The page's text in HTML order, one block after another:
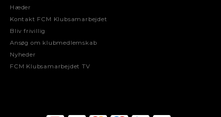
Hæder
Kontakt FCM Klubsamarbejdet
Bliv frivillig
Ansøg om klubmedlemskab
Nyheder
FCM Klubsamarbejdet TV